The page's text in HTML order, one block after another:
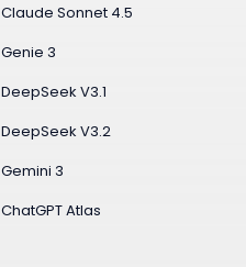
Claude Sonnet 4.5
Genie 3
DeepSeek V3.1
DeepSeek V3.2
Gemini 3
ChatGPT Atlas